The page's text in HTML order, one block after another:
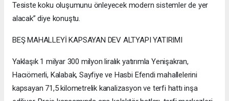
Tesiste koku oluşumunu önleyecek modern sistemler de yer
alacak” diye konuştu.
BEŞ MAHALLEYİ KAPSAYAN DEV ALTYAPI YATIRIMI
Yaklaşık 1 milyar 300 milyon liralık yatırımla Yenişakran,
Hacıömerli, Kalabak, Sayfiye ve Hasbi Efendi mahallelerini
kapsayan 71,5 kilometrelik kanalizasyon ve terfi hattı inşa